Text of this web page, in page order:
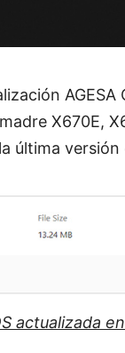
AGESA
X670E,
última
actualizada